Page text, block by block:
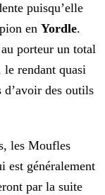
puisqu’elle
en Yordle.
porteur un total
le rendant quasi
d’avoir des outils
les Moufles
est généralement
par la suite